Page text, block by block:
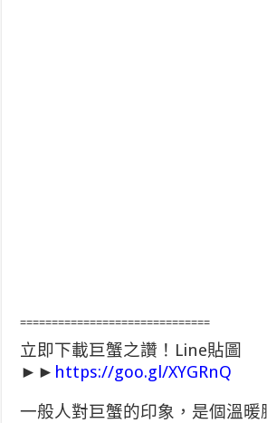
==============================
立即下載巨蟹之讚！Line貼圖
►► https://goo.gl/XYGRnQ
一般人對巨蟹的印象，是個溫暖